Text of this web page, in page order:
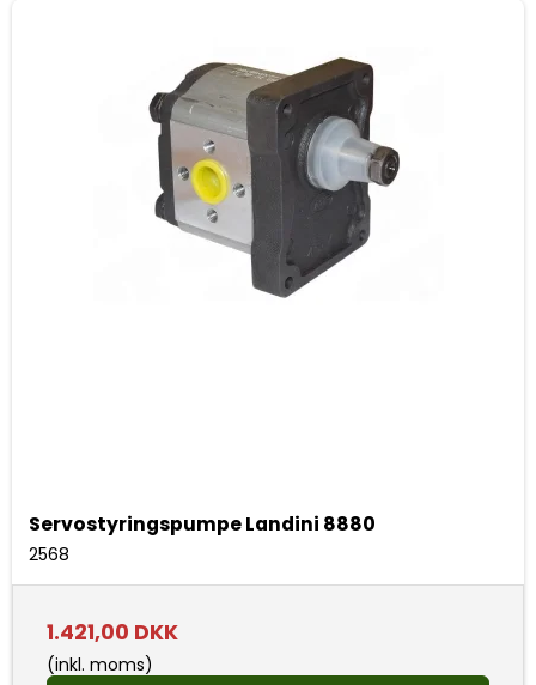
Servostyringspumpe Landini 8880
2568
1.421,00 DKK
(inkl. moms)